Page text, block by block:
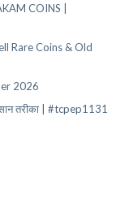
COINS |
Rare Coins & Old
2026
तरीका | #tcpep1131